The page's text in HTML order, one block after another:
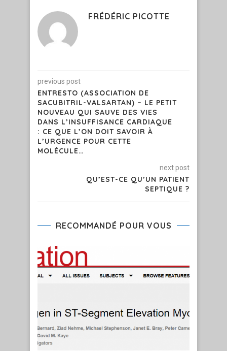
FRÉDÉRIC PICOTTE
previous post
ENTRESTO (ASSOCIATION DE
SACUBITRIL-VALSARTAN) – LE PETIT
NOUVEAU QUI SAUVE DES VIES
DANS L’INSUFFISANCE CARDIAQUE
: CE QUE L’ON DOIT SAVOIR À
L’URGENCE POUR CETTE
MOLÉCULE…
next post
QU’EST-CE QU’UN PATIENT
SEPTIQUE ?
RECOMMANDÉ POUR VOUS